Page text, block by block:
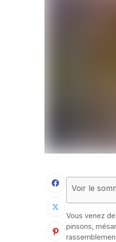
Voir le
Vous venez
pinsons,